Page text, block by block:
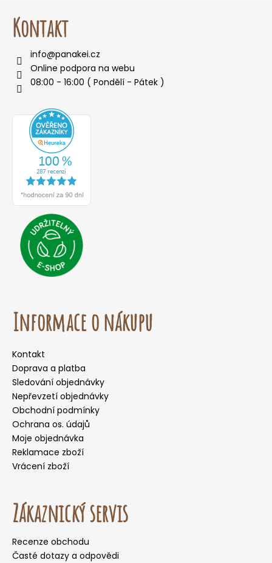
D
o
o
r
u
č
Kontakt
info@panakei.cz
Online podpora na webu
08:00 - 16:00 ( Pondělí - Pátek )
Informace o nákupu
Kontakt
Doprava a platba
Sledování objednávky
Nepřevzetí objednávky
Obchodní podmínky
Ochrana os. údajů
Moje objednávka
Reklamace zboží
Vrácení zboží
Zákaznický servis
Recenze obchodu
Časté dotazy a odpovědi